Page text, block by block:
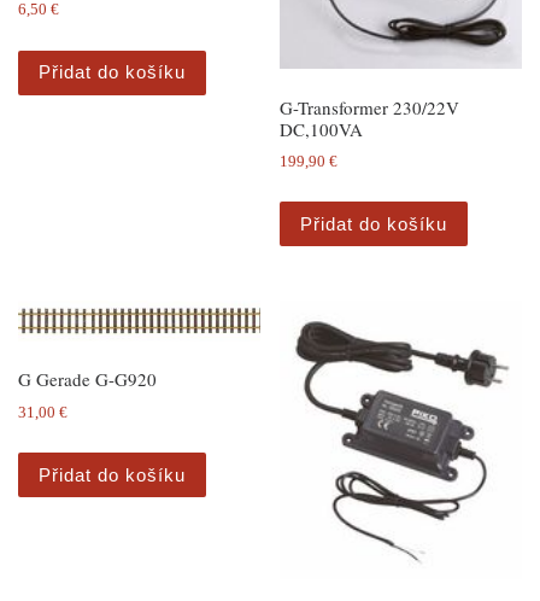
6,50 €
Přidat do košíku
G-Transformer 230/22V
DC,100VA
199,90€
Přidat do košíku
G Gerade G-G920
31,00 €
Přidat do košíku